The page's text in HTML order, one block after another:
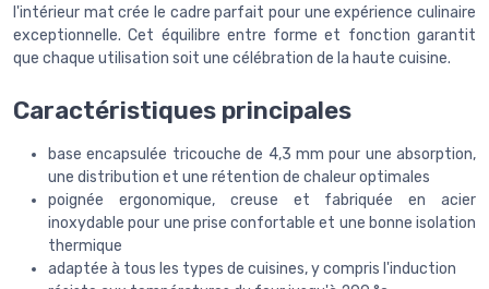
l'intérieur mat crée le cadre parfait pour une expérience culinaire
exceptionnelle. Cet équilibre entre forme et fonction garantit
que chaque utilisation soit une célébration de la haute cuisine.
Caractéristiques principales
base encapsulée tricouche de 4,3 mm pour une absorption,
une distribution et une rétention de chaleur optimales
poignée ergonomique, creuse et fabriquée en acier
inoxydable pour une prise confortable et une bonne isolation
thermique
adaptée à tous les types de cuisines, y compris l'induction